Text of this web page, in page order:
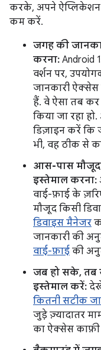
करके, अपने ऐप्लिकेशन
कम करें.
जगह की
करना:
वर्शन पर,
जानकारी
हैं. वे ऐसा तब
किया जा रहा
डिज़ाइन करें कि
भी, वह ठीक से
आस-पास मौजूद
इस्तेमाल करना:
वाई-फ़ाई के
मौजूद किसी
डिवाइस मैनेजर
जानकारी की
वाई-फ़ाई की
जब हो सके, तब
इस्तेमाल करें:
कितनी सटीक
जुड़े ज़्यादातर
का ऐक्सेस काफ़ी